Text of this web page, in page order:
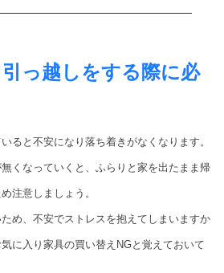
っ越しをする際に必
ると不安になり落ち着きがなくなります。
くなっていくと、ふらりと家を出たまま帰
注意しましょう。
め、不安でストレスを抱えてしまいますか
に入り家具の買い替えNGと覚えておいて